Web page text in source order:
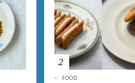
2
FOOD